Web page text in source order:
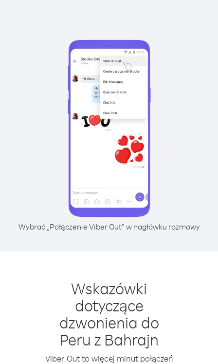
Wybrać „Połączenie Viber Out” w nagłówku rozmowy
Wskazówki
dotyczące
dzwonienia do
Peru z Bahrajn
Viber Out to więcej minut połączeń